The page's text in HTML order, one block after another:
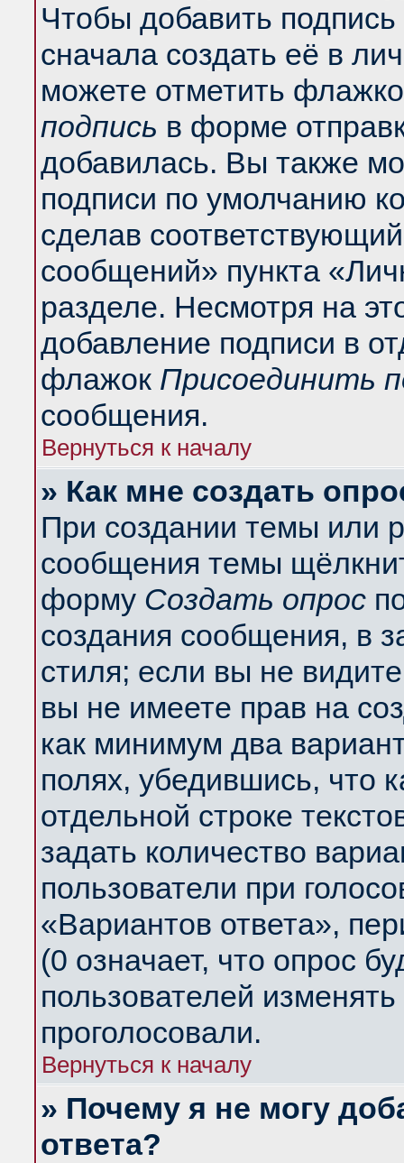
Чтобы добавить
сначала создать её в
можете отметить
подпись в форме
добавилась. Вы также
подписи по умолчанию
сделав
сообщений» пункта
разделе. Несмотря на
добавление подписи в
флажок Присоединить
сообщения.
Вернуться к началу
» Как мне создать
При создании темы или
сообщения темы
форму Создать опрос
создания сообщения, в
стиля; если вы не
вы не имеете прав на
как минимум два
полях, убедившись, что
отдельной строке
задать количество
пользователи при
«Вариантов ответа»,
(0 означает, что опрос
пользователей
проголосовали.
Вернуться к началу
» Почему я не могу
ответа?